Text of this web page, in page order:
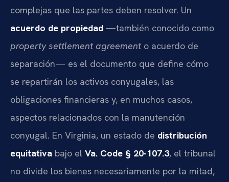
complejas que las partes deben resolver. Un
acuerdo de propiedad —también conocido como
property settlement agreemento acuerdo de
separación— es el documento que define cómo
se repartirán los activos conyugales, las
obligaciones financieras y, en muchos casos,
aspectos relacionados con la manutención
conyugal. En Virginia, un estado de distribución
equitativa bajo el Va. Code § 20-107.3, el tribunal
no divide los bienes necesariamente por la mitad,